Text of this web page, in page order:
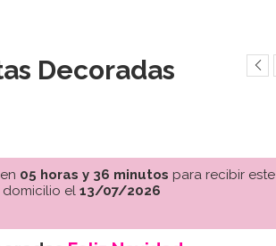
Decoradas
05 horas y 36 minutos para recibir este
el 13/07/2026